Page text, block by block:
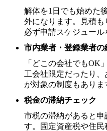
解体を1日でも始めた
外になります。見積
必ず申請スケジュール
市内業者・登録業者の
「どこの会社でもOK
工会社限定だったり
が対象の制度もありま
税金の滞納チェック
市税の滞納があると申
す。固定資産税や住